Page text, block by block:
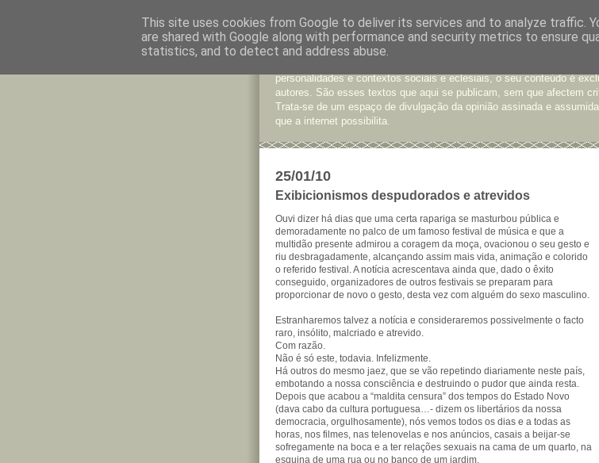
Jornal de Opinião
personalidades e contextos sociais e eclesiais, o seu conteúdo é
autores. São esses textos que aqui se publicam, sem que afectem
Trata-se de um espaço de divulgação da opinião assinada e
que a internet possibilita.
25/01/10
Exibicionismos despudorados e atrevidos
Ouvi dizer há dias que uma certa rapariga se masturbou pública e
demoradamente no palco de um famoso festival de música e que a
multidão presente admirou a coragem da moça, ovacionou o seu gesto e
riu desbragadamente, alcançando assim mais vida, animação e colorido
o referido festival. A notícia acrescentava ainda que, dado o êxito
conseguido, organizadores de outros festivais se preparam para
proporcionar de novo o gesto, desta vez com alguém do sexo masculino.
Estranharemos talvez a notícia e consideraremos possivelmente o facto
raro, insólito, malcriado e atrevido.
Com razão.
Não é só este, todavia. Infelizmente.
Há outros do mesmo jaez, que se vão repetindo diariamente neste país,
embotando a nossa consciência e destruindo o pudor que ainda resta.
Depois que acabou a “maldita censura” dos tempos do Estado Novo
(dava cabo da cultura portuguesa…- dizem os libertários da nossa
democracia, orgulhosamente), nós vemos todos os dias e a todas as
horas, nos filmes, nas telenovelas e nos anúncios, casais a beijar-se
sofregamente na boca e a ter relações sexuais na cama de um quarto, na
esquina de uma rua ou no banco de um jardim.
This site uses cookies from Google to deliver its services and to analyze traffic.
are shared with Google along with performance and security metrics to ensure
statistics, and to detect and address abuse.